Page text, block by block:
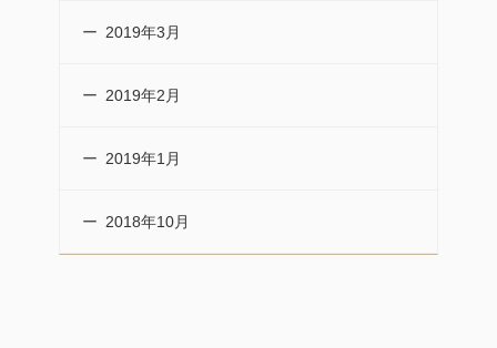
2019年3月
2019年2月
2019年1月
2018年10月